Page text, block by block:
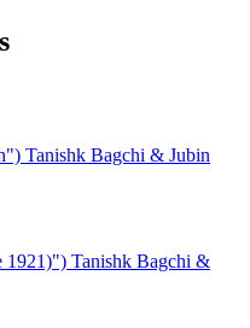
Tanishk Bagchi & Jubin
1921)") Tanishk Bagchi &